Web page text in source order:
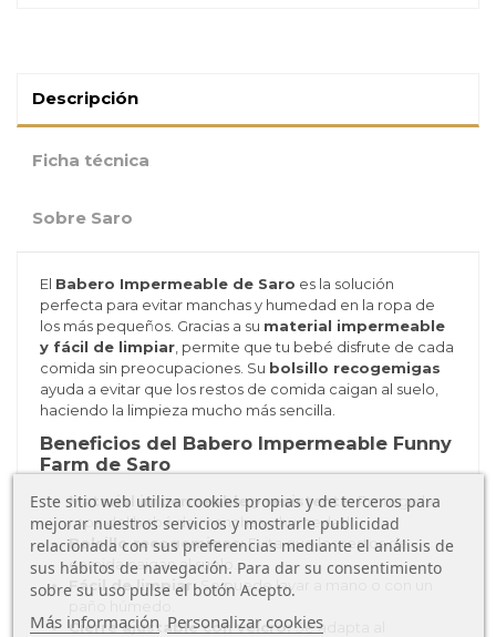
Descripción
Ficha técnica
Sobre Saro
El Babero Impermeable de Saro es la solución
perfecta para evitar manchas y humedad en la ropa de
los más pequeños. Gracias a su material impermeable
y fácil de limpiar, permite que tu bebé disfrute de cada
comida sin preocupaciones. Su bolsillo recogemigas
ayuda a evitar que los restos de comida caigan al suelo,
haciendo la limpieza mucho más sencilla.
Beneficios del Babero Impermeable Funny
Farm de Saro
Material impermeable y resistente:Protege la
ropa del bebé de manchas y humedad.
Bolsillo recogemigas:Evita que los restos de
comida caigan al suelo.
Fácil de limpiar:Se puede lavar a mano o con un
paño húmedo.
Cierre ajustable con velcro:Se adapta al
Este sitio web utiliza cookies propias y de terceros para
mejorar nuestros servicios y mostrarle publicidad
relacionada con sus preferencias mediante el análisis de
sus hábitos de navegación. Para dar su consentimiento
sobre su uso pulse el botón Acepto.
Más información Personalizar cookies